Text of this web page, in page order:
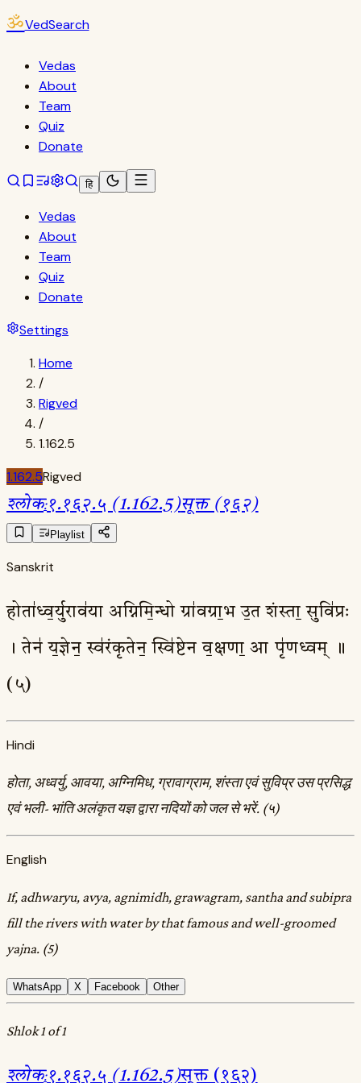
ॐVedSearch
Vedas
About
Team
Quiz
Donate
हि
Vedas
About
Team
Quiz
Donate
Settings
Home
/
Rigved
/
1.162.5
1.162.5Rigved
श्लोक:१.१६२.५ (1.162.5)सूक्त (१६२)
Playlist
Sanskrit
होता॑ध्व॒र्युराव॑या अग्निमि॒न्धो ग्रा॑वग्रा॒भ उ॒त शंस्ता॒ सुवि॑प्रः
। तेन॑ य॒ज्ञेन॒ स्व॑रंकृतेन॒ स्वि॑ष्टेन व॒क्षणा॒ आ पृ॑णध्वम् ॥
(५)
Hindi
होता, अध्वर्यु, आवया, अग्निमिध, ग्रावाग्राम, शंस्ता एवं सुविप्र उस प्रसिद्ध
एवं भली- भांति अलंकृत यज्ञ द्वारा नदियों को जल से भरें. (५)
English
If, adhwaryu, avya, agnimidh, grawagram, santha and subipra
fill the rivers with water by that famous and well-groomed
yajna. (5)
WhatsApp X Facebook Other
Shlok 1 of 1
श्लोक:१.१६२.५ (1.162.5)सूक्त (१६२)